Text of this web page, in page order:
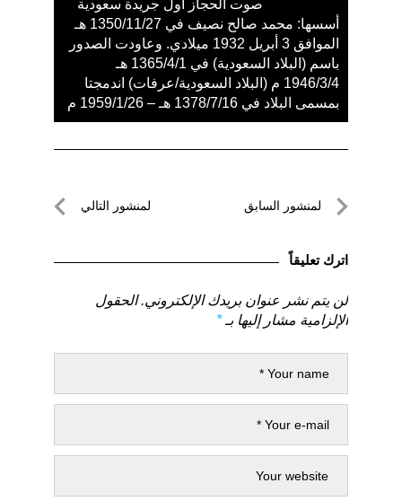
صوت الحجاز أول جريدة سعودية
أسسها: محمد صالح نصيف في 1350/11/27 هـ
الموافق 3 أبريل 1932 ميلادي. وعاودت الصدور
باسم (البلاد السعودية) في 1365/4/1 هـ
1946/3/4 م (البلاد السعودية/عرفات) اندمجتا
بمسمى البلاد في 1378/7/16 هـ – 1959/1/26 م
تصفّحلمنشور السابق
السابق
لمنشور التالي
اترك تعليقاً
لن يتم نشر عنوان بريدك الإلكتروني. الحقول
الإلزامية مشار إليها بـ*